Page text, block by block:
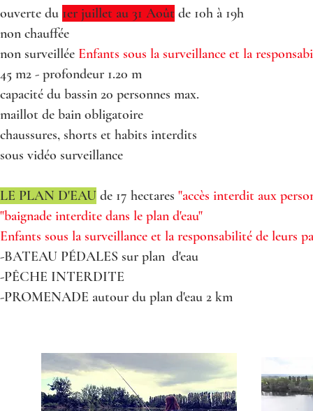
ouverte du 1er juillet au 31 Août de 10h à 19h
non chauffée
non surveillée Enfants sous la surveillance et la
45 m2 - profondeur 1.20 m
capacité du bassin 20 personnes max.
maillot de bain obligatoire
chaussures, shorts et habits interdits
sous vidéo surveillance
LE PLAN D'EAU de 17 hectares "accès interdit aux
"baignade interdite dans le plan d'eau"
Enfants sous la surveillance et la responsabilité de leurs
-BATEAU PÉDALES sur plan d'eau
-PÊCHE INTERDITE
-PROMENADE autour du plan d'eau 2 km